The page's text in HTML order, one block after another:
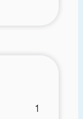
1